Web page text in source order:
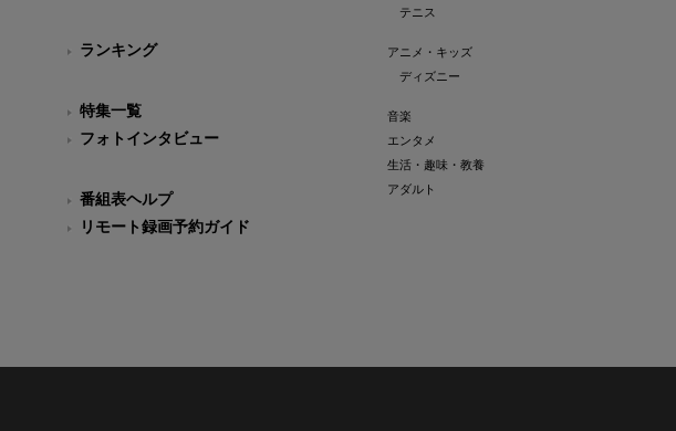
ランキング
特集一覧
フォトインタビュー
番組表ヘルプ
リモート録画予約ガイド
テニス
アニメ・キッズ
ディズニー
音楽
エンタメ
生活・趣味・教養
アダルト